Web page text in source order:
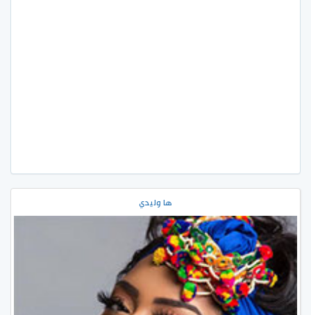
ها وليدي